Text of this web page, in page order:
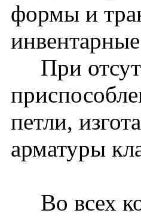
формы и
При
петли,
арматуры
Во всех